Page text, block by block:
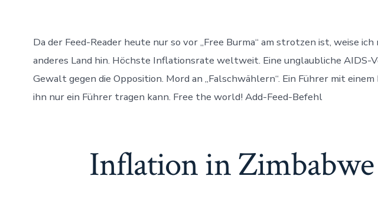
Da der Feed-Reader heute nur so vor „Free Burma“ am strotzen ist, weise ich
anderes Land hin. Höchste Inflationsrate weltweit. Eine unglaubliche AIDS-
Gewalt gegen die Opposition. Mord an „Falschwählern“. Ein Führer mit einem
ihn nur ein Führer tragen kann. Free the world! Add-Feed-Befehl
Inflation in Zimbabwe